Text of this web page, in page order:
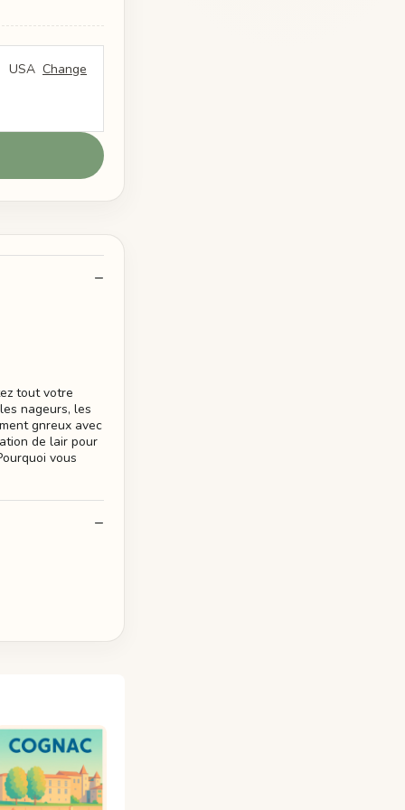
USA Change
tout votre
nageurs, les
gnreux avec
de lair pour
vous